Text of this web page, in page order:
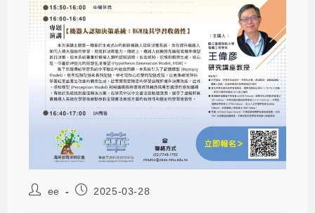
ee 2025-03-28